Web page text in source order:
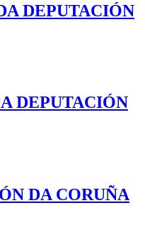
DEPUTACIÓN
DEPUTACIÓN
DA CORUÑA